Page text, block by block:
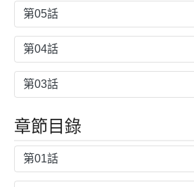
第05話
第04話
第03話
章節目錄
第01話